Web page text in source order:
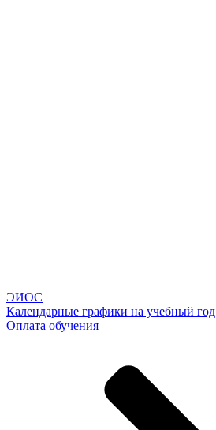
ЭИОС
Календарные графики на учебный год
Оплата обучения